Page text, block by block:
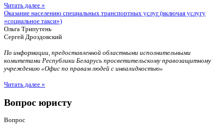
Читать далее »
Оказание населению специальных транспортных услуг (включая услугу
«социальное такси»)
Ольга Трипутень
Сергей Дроздовский
По информации, предоставленной областными исполнительными
комитетами Республики Беларусь просветительскому правозащитному
учреждению «Офис по правам людей с инвалидностью»
Читать далее »
Вопрос юристу
Вопрос